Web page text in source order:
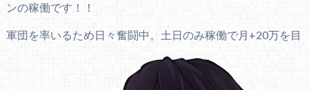
ンの稼働です！！
軍団を率いるため日々奮闘中。土日のみ稼働で月+20万を目